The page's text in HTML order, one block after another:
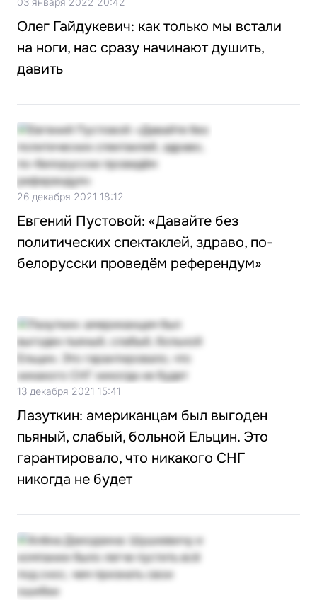
Олег Гайдукевич: как только мы встали
на ноги, нас сразу начинают душить,
давить
26 декабря 2021 18:12
Евгений Пустовой: «Давайте без
политических спектаклей, здраво, по-
белорусски проведём референдум»
13 декабря 2021 15:41
Лазуткин: американцам был выгоден
пьяный, слабый, больной Ельцин. Это
гарантировало, что никакого СНГ
никогда не будет